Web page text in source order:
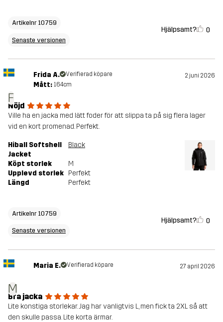
Artikelnr 10759
Senaste versionen
Hjälpsamt? 0
F
Frida A. Verifierad köpare 2 juni 2026
Mått: 164cm
Nöjd
Ville ha en jacka med lätt foder för att slippa ta på sig flera lager
vid en kort promenad. Perfekt.
Hiball Softshell
Jacket
Black
Köpt storlek
M
Upplevd storlek Perfekt
Längd
Perfekt
Artikelnr 10759
Senaste versionen
Hjälpsamt? 0
M
Maria E. Verifierad köpare 27 april 2026
Bra jacka
Lite konstiga storlekar. Jag har vanligtvis L, men fick ta 2XL så att
den skulle passa. Lite korta ärmar.